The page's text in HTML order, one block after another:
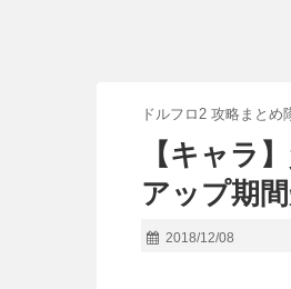
ドルフロ2 攻略まとめ
【キャラ
アップ期
2018/12/08